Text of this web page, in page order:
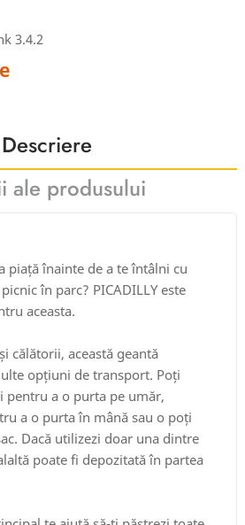
Descriere
ale produsului
piață înainte de a te întâlni cu
în parc? PICADILLY este
aceasta.
călătorii, această geantă
opțiuni de transport. Poți
pentru a o purta pe umăr,
a o purta în mână sau o poți
Dacă utilizezi doar una dintre
poate fi depozitată în partea